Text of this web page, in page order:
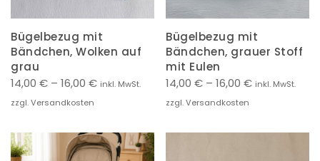
Bügelbezug mit
Bändchen, Wolken auf
grau
14,00 € – 16,00 € inkl. MwSt.
zzgl. Versandkosten
Bügelbezug mit
Bändchen, grauer Stoff
mit Eulen
14,00 € – 16,00 € inkl. MwSt.
zzgl. Versandkosten